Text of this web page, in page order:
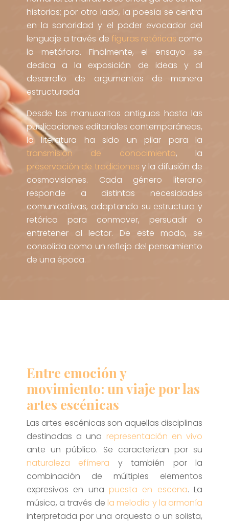
historias; por otro lado, la poesía se centra
en la sonoridad y el poder evocador del
lenguaje a través de figuras retóricas como
la metáfora. Finalmente, el ensayo se
dedica a la exposición de ideas y al
desarrollo de argumentos de manera
estructurada.
Desde los manuscritos antiguos hasta las
publicaciones editoriales contemporáneas,
la literatura ha sido un pilar para la
transmisión de conocimiento, la
preservación de tradiciones y la difusión de
cosmovisiones. Cada género literario
responde a distintas necesidades
comunicativas, adaptando su estructura y
retórica para conmover, persuadir o
entretener al lector. De este modo, se
consolida como un reflejo del pensamiento
de una época.
Entre emoción y
movimiento: un viaje por las
artes escénicas
Las artes escénicas son aquellas disciplinas
destinadas a una representación en vivo
ante un público. Se caracterizan por su
naturaleza efímera y también por la
combinación de múltiples elementos
expresivos en una puesta en escena. La
música, a través de la melodía y la armonía
interpretada por una orquesta o un solista,